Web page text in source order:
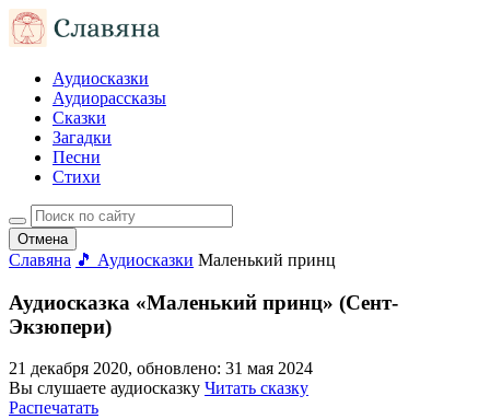
Аудиосказки
Аудиорассказы
Сказки
Загадки
Песни
Стихи
Отмена
Славяна 🎵 Аудиосказки Маленький принц
Аудиосказка «Маленький принц» (Сент-
Экзюпери)
21 декабря 2020, обновлено: 31 мая 2024
Вы слушаете аудиосказку Читать сказку
Распечатать